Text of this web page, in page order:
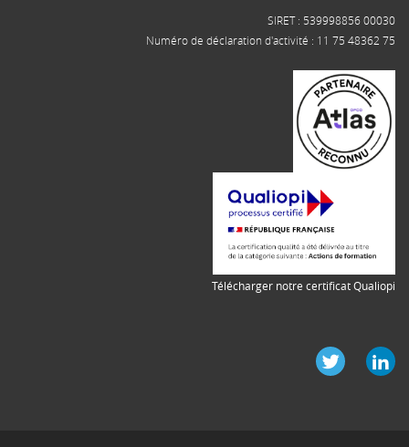
SIRET : 539998856 00030
Numéro de déclaration d'activité : 11 75 48362 75
Télécharger notre certificat Qualiopi